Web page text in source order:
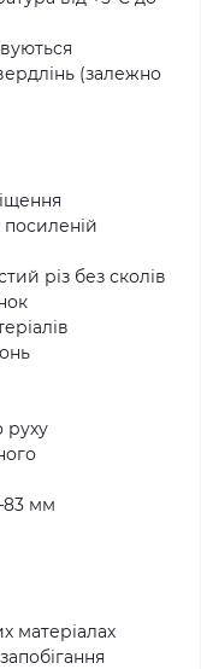
(залежно
посиленій
різ без сколів
руху
мм
матеріалах